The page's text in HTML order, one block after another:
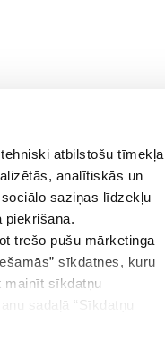
atbilstošu tīmekļa
analītiskās un
saziņas līdzekļu
piekrišana.
trešo pušu mārketinga
sīkdatnes, kuru
mainīt sīkdatņu
sadaļā “Sīkdatņu
jūnijs jūlijs